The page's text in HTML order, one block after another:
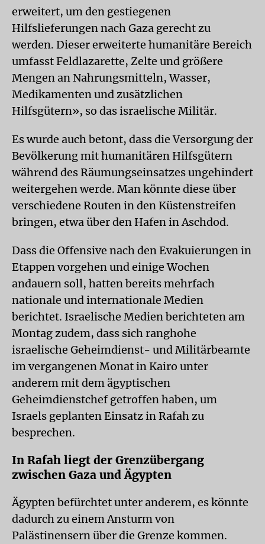
erweitert, um den gestiegenen
Hilfslieferungen nach Gaza gerecht zu
werden. Dieser erweiterte humanitäre Bereich
umfasst Feldlazarette, Zelte und größere
Mengen an Nahrungsmitteln, Wasser,
Medikamenten und zusätzlichen
Hilfsgütern», so das israelische Militär.
Es wurde auch betont, dass die Versorgung der
Bevölkerung mit humanitären Hilfsgütern
während des Räumungseinsatzes ungehindert
weitergehen werde. Man könnte diese über
verschiedene Routen in den Küstenstreifen
bringen, etwa über den Hafen in Aschdod.
Dass die Offensive nach den Evakuierungen in
Etappen vorgehen und einige Wochen
andauern soll, hatten bereits mehrfach
nationale und internationale Medien
berichtet. Israelische Medien berichteten am
Montag zudem, dass sich ranghohe
israelische Geheimdienst- und Militärbeamte
im vergangenen Monat in Kairo unter
anderem mit dem ägyptischen
Geheimdienstchef getroffen haben, um
Israels geplanten Einsatz in Rafah zu
besprechen.
In Rafah liegt der Grenzübergang
zwischen Gaza und Ägypten
Ägypten befürchtet unter anderem, es könnte
dadurch zu einem Ansturm von
Palästinensern über die Grenze kommen.